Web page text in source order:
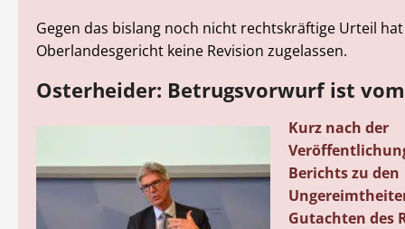
Gegen das bislang noch nicht rechtskräftige Urteil
Oberlandesgericht keine Revision zugelassen.
Osterheider: Betrugsvorwurf ist
Kurz nach der
Berichts zu den
Gutachten des